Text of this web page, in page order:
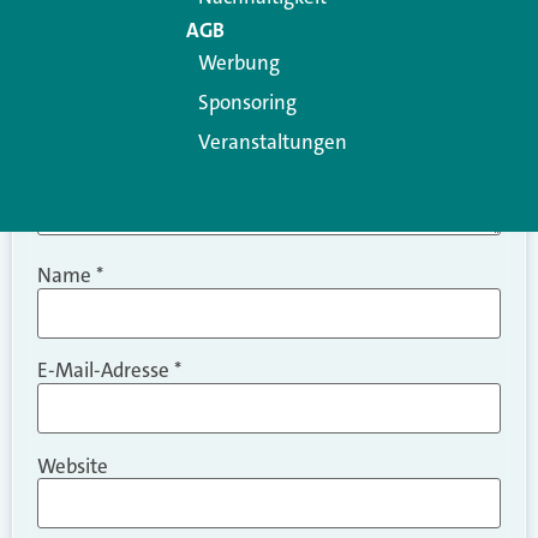
Name *
E-Mail-Adresse *
Website
AGB
Werbung
Sponsoring
Veranstaltungen